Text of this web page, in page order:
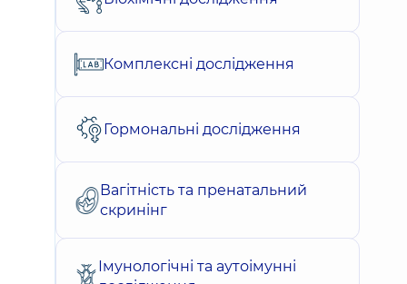
Комплексні дослідження
Гормональні дослідження
Вагітність та пренатальний
скринінг
Імунологічні та аутоімунні